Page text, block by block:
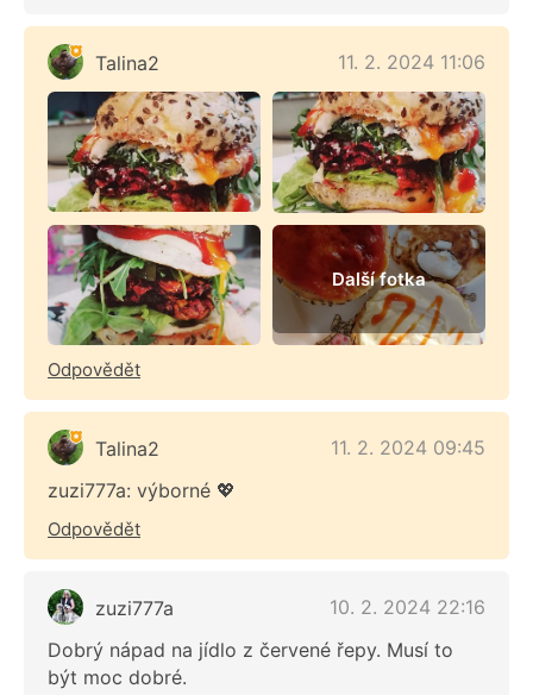
Talina2 11. 2. 2024 11:06
Další fotka
Odpovědět
Talina2
11. 2. 2024 09:45
zuzi777a: výborné 💖
Odpovědět
zuzi777a
10. 2. 2024 22:16
Dobrý nápad na jídlo z červené řepy. Musí to
být moc dobré.